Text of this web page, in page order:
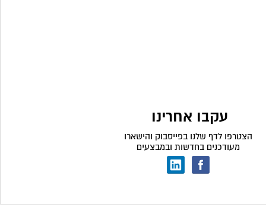
הצטרפו לדף שלנו בפייסבוק והישארו
מעודכנים בחדשות ובמבצעים
עקבו אחרינו